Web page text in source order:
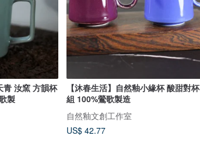
青 汝窯 方韻杯
製
【沐春生活】自然釉小緣杯 酸甜對杯
組 100%鶯歌製造
自然釉文創工作室
US$ 42.77